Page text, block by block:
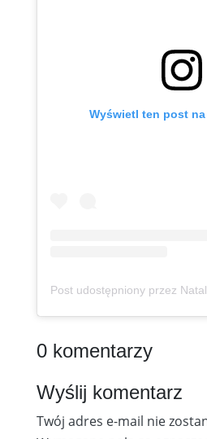
Wyświetl ten post
0 komentarzy
Wyślij komentarz
Twój adres e-mail nie